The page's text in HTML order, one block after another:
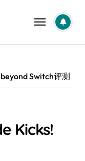
Switch评测
Kicks!